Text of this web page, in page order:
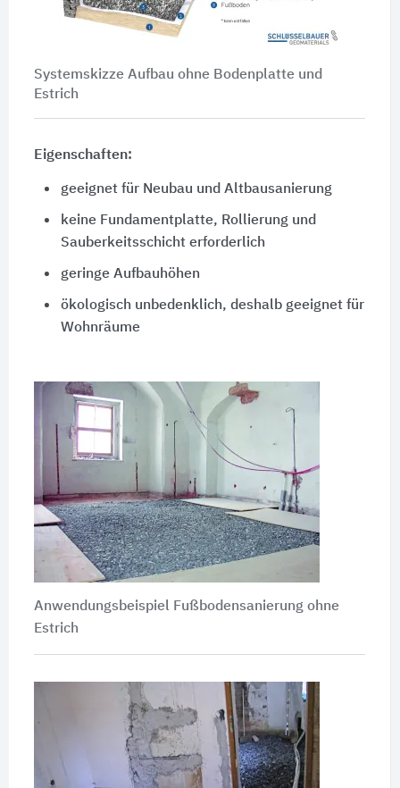
Systemskizze Aufbau ohne Bodenplatte und
Estrich
Eigenschaften:
geeignet für Neubau und Altbausanierung
keine Fundamentplatte, Rollierung und
Sauberkeitsschicht erforderlich
geringe Aufbauhöhen
ökologisch unbedenklich, deshalb geeignet für
Wohnräume
Anwendungsbeispiel Fußbodensanierung ohne
Estrich